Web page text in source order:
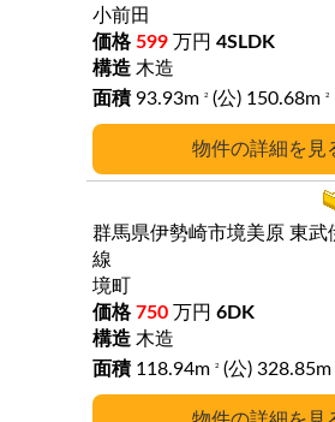
詳細
小前田
599 万円 4SLDK
木造
93.93m
2 (公) 150.68m 2
群馬県伊勢崎市境美原 東武
線
境町
750 万円 6DK
木造
118.94m
2 (公) 328.85m